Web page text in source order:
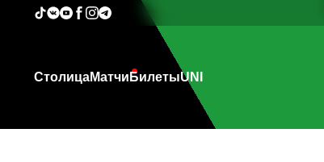
СтолицаМатчи БилетыUNI